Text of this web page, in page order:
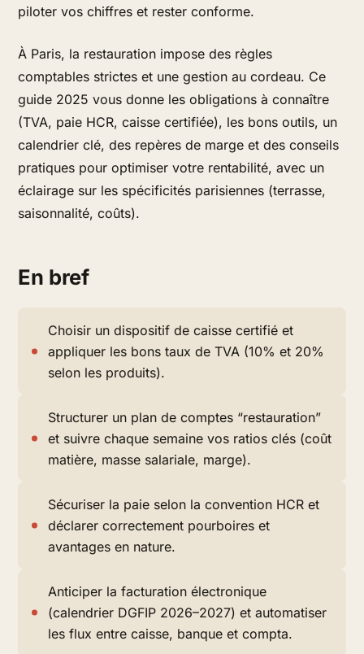
piloter vos chiffres et rester conforme.
À Paris, la restauration impose des règles
comptables strictes et une gestion au cordeau. Ce
guide 2025 vous donne les obligations à connaître
(TVA, paie HCR, caisse certifiée), les bons outils, un
calendrier clé, des repères de marge et des conseils
pratiques pour optimiser votre rentabilité, avec un
éclairage sur les spécificités parisiennes (terrasse,
saisonnalité, coûts).
En bref
Choisir un dispositif de caisse certifié et
appliquer les bons taux de TVA (10% et 20%
selon les produits).
Structurer un plan de comptes “restauration”
et suivre chaque semaine vos ratios clés (coût
matière, masse salariale, marge).
Sécuriser la paie selon la convention HCR et
déclarer correctement pourboires et
avantages en nature.
Anticiper la facturation électronique
(calendrier DGFIP 2026–2027) et automatiser
les flux entre caisse, banque et compta.